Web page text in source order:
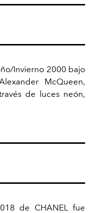
Invierno 2000 bajo
McQueen,
de luces neón,
de CHANEL fue